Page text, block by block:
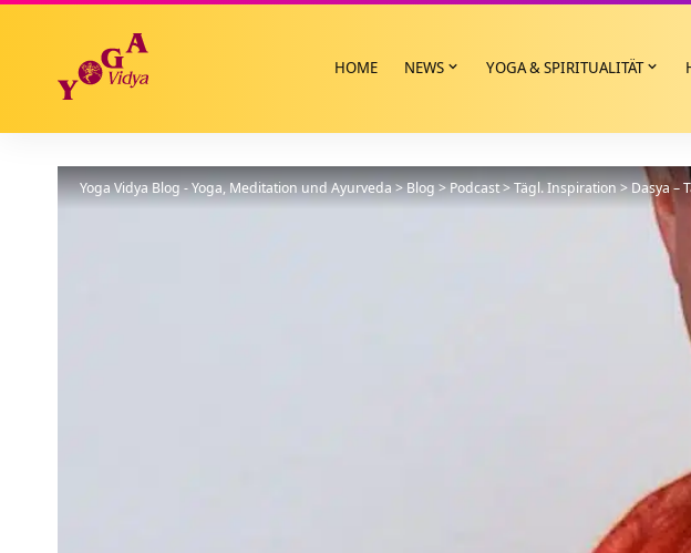
HOME NEWS YOGA & SPIRITUALITÄT
Yoga Vidya Blog - Yoga, Meditation und Ayurveda>Blog>Podcast>Tägl. Inspiration>Dasya –